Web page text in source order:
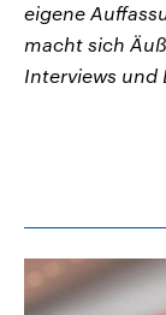
eigene
macht sich
Interviews und